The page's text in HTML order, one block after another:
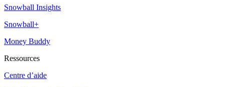
Snowball Insights
Snowball+
Money Buddy
Ressources
Centre d’aide